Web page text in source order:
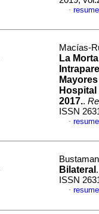
·
Macías-
La
2017..
ISSN
·
Bilateral
ISSN
·